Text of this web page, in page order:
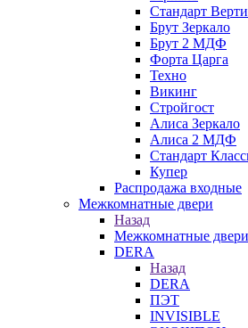
Стандарт
Брут Зеркало
Брут 2 МДФ
Форта Царга
Техно
Викинг
Стройгост
Алиса Зеркало
Алиса 2 МДФ
Стандарт
Купер
Распродажа входные
Межкомнатные двери
Назад
Межкомнатные двери
DERA
Назад
DERA
ПЭТ
INVISIBLE